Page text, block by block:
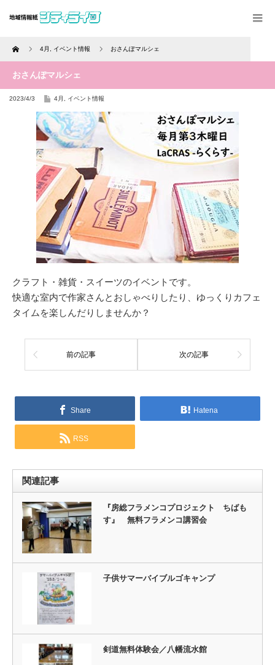
Home 4月 イベント情報 おさんぽマルシェ
おさんぽマルシェ
2023/4/3 4月 イベント情報
クラフト・雑貨・スイーツのイベントです。
快適な室内で作家さんとおしゃべりしたり、ゆっくりカフェ
タイムを楽しんだりしませんか？
前の記事 次の記事
Share Hatena
RSS
関連記事
『房総フラメンコプロジェクト ちばも
す』 無料フラメンコ講習会
子供サマーバイブルゴキャンプ
剣道無料体験会／八幡流水館